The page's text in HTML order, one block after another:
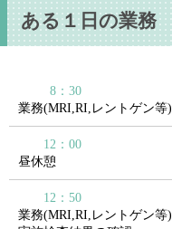
ある１日の業務
8：30
業務(MRI,RI,レントゲン等)
12：00
昼休憩
12：50
業務(MRI,RI,レントゲン等)